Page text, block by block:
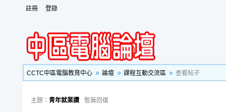
註冊 登錄
CCTC中區電腦教育中心 論壇 課程互動交流區 查看帖子
主題： 青年就業讚 暫無回復